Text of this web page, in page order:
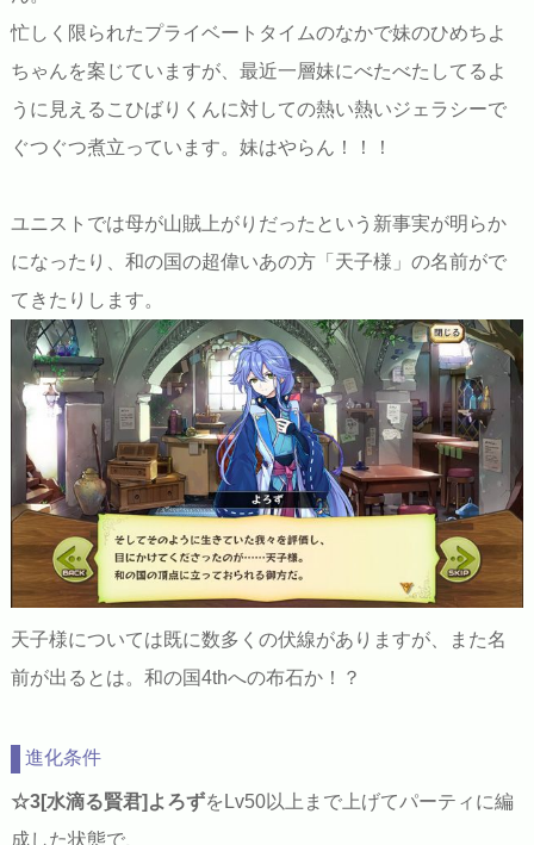
忙しく限られたプライベートタイムのなかで妹のひめちよ
ちゃんを案じていますが、最近一層妹にべたべたしてるよ
うに見えるこひばりくんに対しての熱い熱いジェラシーで
ぐつぐつ煮立っています。妹はやらん！！！
ユニストでは母が山賊上がりだったという新事実が明らか
になったり、和の国の超偉いあの方「天子様」の名前がで
てきたりします。
天子様については既に数多くの伏線がありますが、また名
前が出るとは。和の国4thへの布石か！？
進化条件
☆3[水滴る賢君]よろずをLv50以上まで上げてパーティに編
成した状態で、